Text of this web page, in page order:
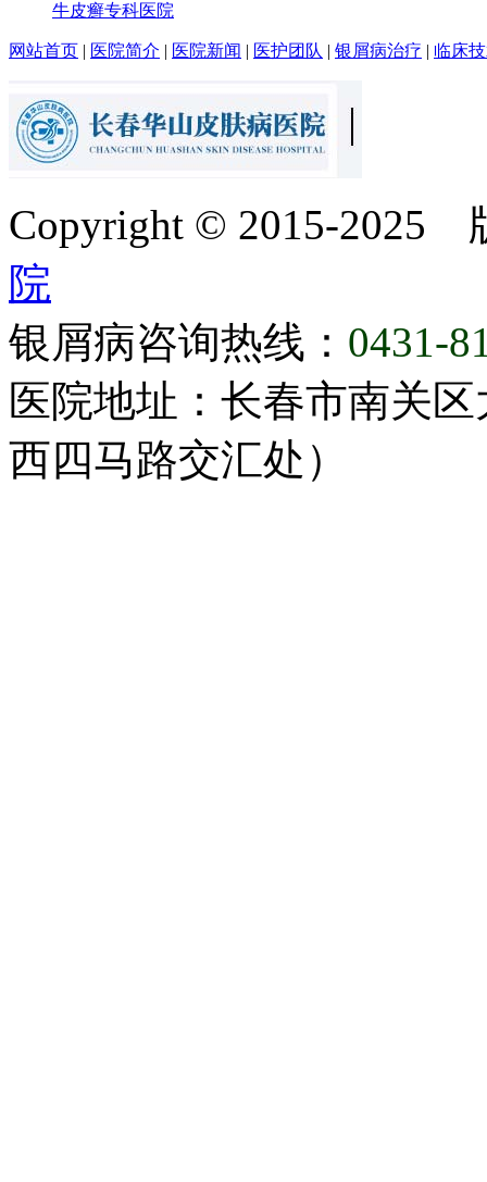
牛皮癣专科医院
网站首页 医院简介 医院新闻 医护团队 银屑病治疗 临床
Copyright © 2015-2025
院
银屑病咨询热线： 0431-
医院地址：长春市南关
西四马路交汇处）